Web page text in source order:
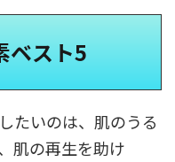
ベスト5
たいのは、肌のうる
肌の再生を助け